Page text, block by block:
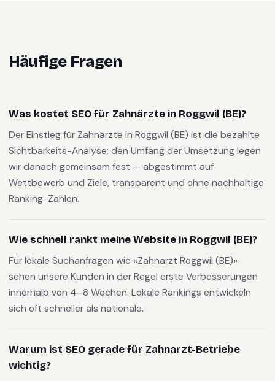
Häufige Fragen
Was kostet SEO für Zahnärzte in Roggwil (BE)?
Der Einstieg für Zahnärzte in Roggwil (BE) ist die bezahlte
Sichtbarkeits-Analyse; den Umfang der Umsetzung legen
wir danach gemeinsam fest — abgestimmt auf
Wettbewerb und Ziele, transparent und ohne nachhaltige
Ranking-Zahlen.
Wie schnell rankt meine Website in Roggwil (BE)?
Für lokale Suchanfragen wie «Zahnarzt Roggwil (BE)»
sehen unsere Kunden in der Regel erste Verbesserungen
innerhalb von 4–8 Wochen. Lokale Rankings entwickeln
sich oft schneller als nationale.
Warum ist SEO gerade für Zahnarzt-Betriebe
wichtig?